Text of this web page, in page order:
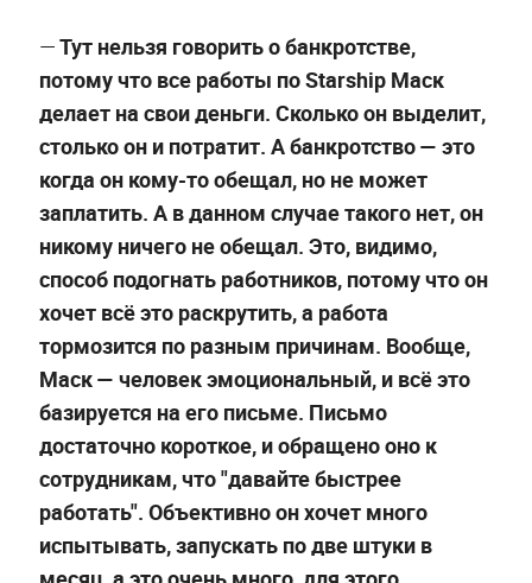
—Тут нельзя говорить о банкротстве,
потому что все работы по Starship Маск
делает на свои деньги. Сколько он выделит,
столько он и потратит. А банкротство — это
когда он кому-то обещал, но не может
заплатить. А в данном случае такого нет, он
никому ничего не обещал. Это, видимо,
способ подогнать работников, потому что он
хочет всё это раскрутить, а работа
тормозится по разным причинам. Вообще,
Маск — человек эмоциональный, и всё это
базируется на его письме. Письмо
достаточно короткое, и обращено оно к
сотрудникам, что "давайте быстрее
работать". Объективно он хочет много
испытывать, запускать по две штуки в